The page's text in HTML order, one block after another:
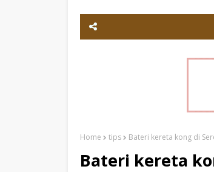
Home tips Bateri kereta kong di
Bateri kereta